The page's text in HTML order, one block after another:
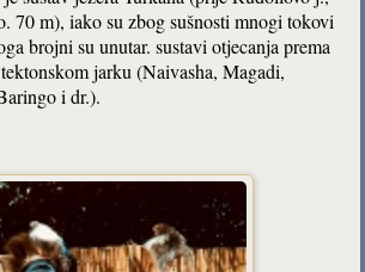
70 m), iako su zbog sušnosti mnogi tokovi
brojni su unutar. sustavi otjecanja prema
jarku (Naivasha, Magadi,
i dr.).